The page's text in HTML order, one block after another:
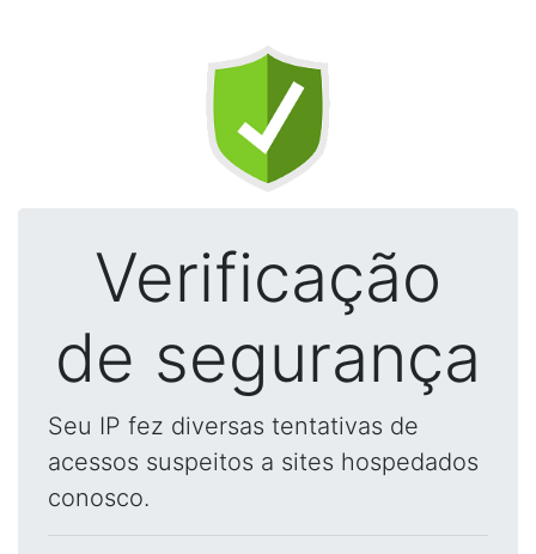
Verificação
de segurança
Seu IP fez diversas tentativas de
acessos suspeitos a sites hospedados
conosco.